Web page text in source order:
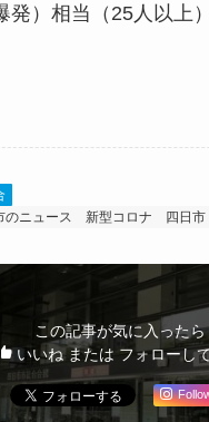
）相当（25人以上
のニュース 新型コロナ 四日
この記事が気に入ったら
いいね または フォローし